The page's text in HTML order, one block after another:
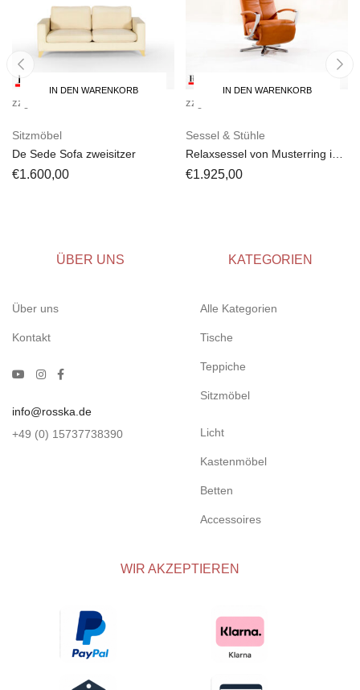
zzgl.
IN DEN WARENKORB
Sitzmöbel
De Sede Sofa zweisitzer
€1.600,00
zzgl.
IN DEN WARENKORB
Sessel & Stühle
Relaxsessel von Musterring in
Cognac Braun /Caramel
€1.925,00
ÜBER UNS
Über uns
Kontakt
info@rosska.de
+49 (0) 15737738390
KATEGORIEN
Alle Kategorien
Tische
Teppiche
Sitzmöbel
Licht
Kastenmöbel
Betten
Accessoires
WIR AKZEPTIEREN